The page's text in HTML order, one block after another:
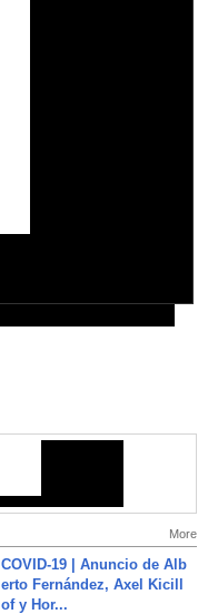
More
COVID-19 | Anuncio de Alb
erto Fernández, Axel Kicill
of y Hor...